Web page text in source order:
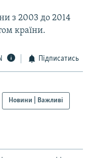
з 2003 до 2014
країни.
Підписатись
Новини | Важливі